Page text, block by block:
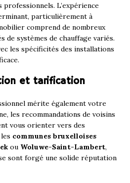
L’expérience
particulièrement à
comprend de nombreux
de systèmes de chauffage variés.
les spécificités des installations
et tarification
mérite également votre
les recommandations de voisins
vous orienter vers des
communes bruxelloises
ou Woluwe-Saint-Lambert,
sont forgé une solide réputation